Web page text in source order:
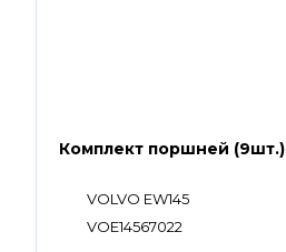
Комплект поршней (9шт.)
VOLVO EW145
VOE14567022